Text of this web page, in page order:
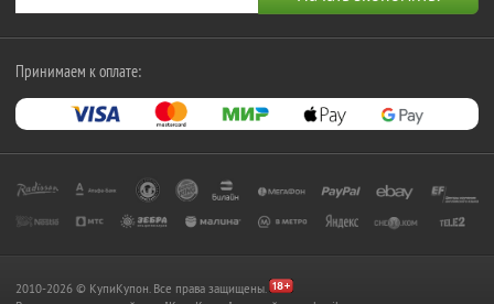
Принимаем к оплате:
2010-2026 © КупиКупон. Все права защищены.